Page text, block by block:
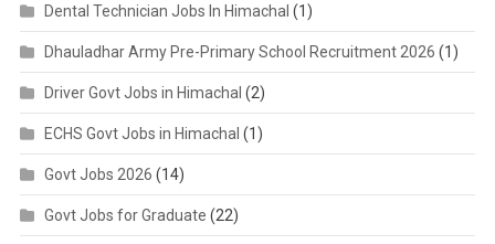
Dental Technician Jobs In Himachal (1)
Dhauladhar Army Pre-Primary School Recruitment 2026 (1)
Driver Govt Jobs in Himachal (2)
ECHS Govt Jobs in Himachal (1)
Govt Jobs 2026 (14)
Govt Jobs for Graduate (22)